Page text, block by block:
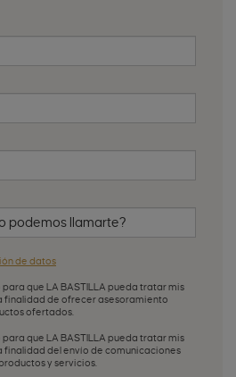
podemos llamarte?
de datos
que LA BASTILLA pueda tratar mis
finalidad de ofrecer asesoramiento
ofertados.
*
que LA BASTILLA pueda tratar mis
finalidad del envío de comunicaciones
y servicios.